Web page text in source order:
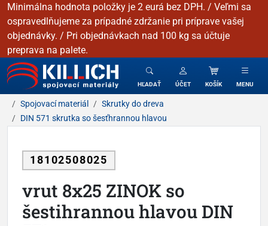
Minimálna hodnota položky je 2 eurá bez DPH. / Veľmi sa
ospravedlňujeme za prípadné zdržanie pri príprave vašej
objednávky. / Pri objednávkach nad 100 kg sa účtuje
preprava na palete.
KILLICH - Spojovacie materiály
HĽADAŤ ÚČET KOŠÍK MENU
Spojovací materiál
Skrutky do dreva
DIN 571 skrutka so šesťhrannou hlavou
18102508025
vrut 8x25 ZINOK so
šestihrannou hlavou DIN